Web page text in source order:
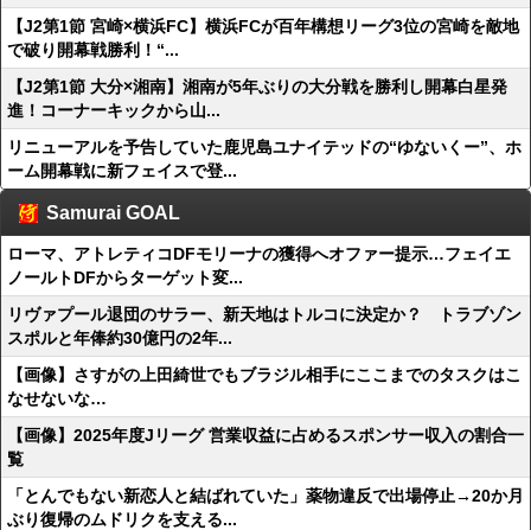
【J2第1節 宮崎×横浜FC】横浜FCが百年構想リーグ3位の宮崎を敵地
で破り開幕戦勝利！“...
【J2第1節 大分×湘南】湘南が5年ぶりの大分戦を勝利し開幕白星発
進！コーナーキックから山...
リニューアルを予告していた鹿児島ユナイテッドの“ゆないくー”、ホ
ーム開幕戦に新フェイスで登...
Samurai GOAL
ローマ、アトレティコDFモリーナの獲得へオファー提示…フェイエ
ノールトDFからターゲット変...
リヴァプール退団のサラー、新天地はトルコに決定か？ トラブゾン
スポルと年俸約30億円の2年...
【画像】さすがの上田綺世でもブラジル相手にここまでのタスクはこ
なせないな…
【画像】2025年度Jリーグ 営業収益に占めるスポンサー収入の割合一
覧
「とんでもない新恋人と結ばれていた」薬物違反で出場停止→20か月
ぶり復帰のムドリクを支える...